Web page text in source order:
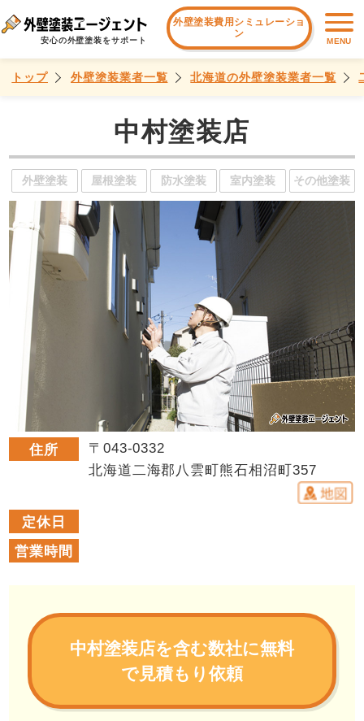
安心の外壁塗装をサポート
外壁塗装費用シミュレーショ
ン
MENU
トップ 外壁塗装業者一覧 北海道の外壁塗装業者一覧
中村塗装店
外壁塗装 屋根塗装 防水塗装 室内塗装 その他塗装
住所
〒043-0332
北海道二海郡八雲町熊石相沼町357
定休日
営業時間
中村塗装店を含む数社に無料
で見積もり依頼